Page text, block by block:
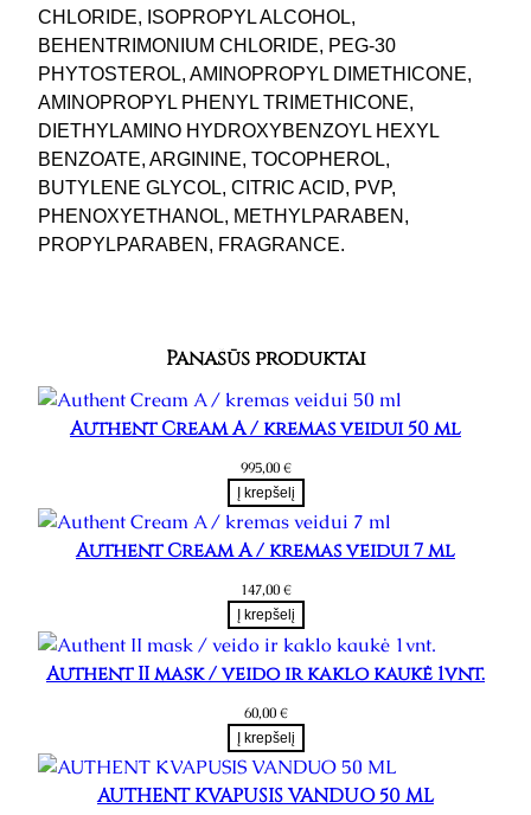
CHLORIDE, ISOPROPYL ALCOHOL,
BEHENTRIMONIUM CHLORIDE, PEG-30
PHYTOSTEROL, AMINOPROPYL DIMETHICONE,
AMINOPROPYL PHENYL TRIMETHICONE,
DIETHYLAMINO HYDROXYBENZOYL HEXYL
BENZOATE, ARGININE, TOCOPHEROL,
BUTYLENE GLYCOL, CITRIC ACID, PVP,
PHENOXYETHANOL, METHYLPARABEN,
PROPYLPARABEN, FRAGRANCE.
Panašūs produktai
Authent Cream A / kremas veidui 50 ml
995,00€
Į krepšelį
Authent Cream A / kremas veidui 7 ml
147,00€
Į krepšelį
Authent II mask / veido ir kaklo kaukė 1vnt.
60,00€
Į krepšelį
AUTHENT KVAPUSIS VANDUO 50 ML